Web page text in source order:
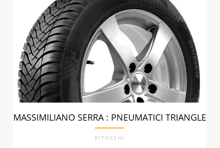
MASSIMILIANO SERRA : PNEUMATICI TRIANGLE
RITOCCHI